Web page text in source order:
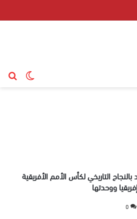
التاريخي لكأس الأمم الأفريقية
ووحدتها
0